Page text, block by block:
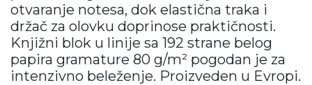
otvaranje notesa, dok elastična traka i
držač za olovku doprinose praktičnosti.
Knjižni blok u linije sa 192 strane belog
papira gramature 80 g/m² pogodan je za
intenzivno beleženje. Proizveden u Evropi.